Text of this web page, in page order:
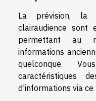
La prévision, la
clairaudience sont
permettant au
informations
quelconque.
caractéristiques
d'informations via ce